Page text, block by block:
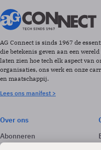
AG Connect is sinds 1967 de
die betekenis geven aan een
laten zien hoe tech elk aspect van
organisaties, ons werk en onze
en maatschappij.
Lees ons manifest >
Over ons
Abonneren
Adverteren